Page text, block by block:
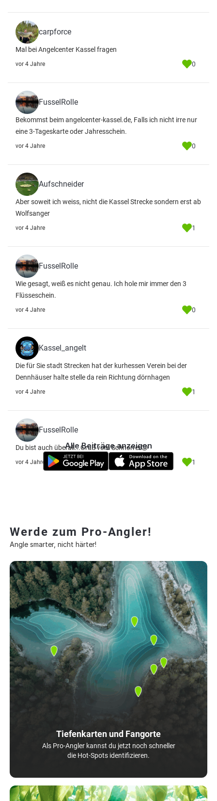
carpforce
Mal bei Angelcenter Kassel fragen
vor 4 Jahre 0
FusselRolle
Bekommst beim angelcenter-kassel.de, Falls ich nicht irre nur
eine 3-Tageskarte oder Jahresschein.
vor 4 Jahre 0
Aufschneider
Aber soweit ich weiss, nicht die Kassel Strecke sondern erst ab
Wolfsanger
vor 4 Jahre 1
FusselRolle
Wie gesagt, weiß es nicht genau. Ich hole mir immer den 3
Flüsseschein.
vor 4 Jahre 0
Kassel_angelt
Die für Sie stadt Strecken hat der kurhessen Verein bei der
Dennhäuser halte stelle da rein Richtung dörnhagen
vor 4 Jahre 1
FusselRolle
Du bist auch überall...Gruß vom Schnorrer😉
vor 4 Jahre 1
Alle Beiträge anzeigen
Werde zum Pro-Angler!
Angle smarter, nicht härter!
Tiefenkarten und Fangorte
Als Pro-Angler kannst du jetzt noch schneller
die Hot-Spots identifizieren.